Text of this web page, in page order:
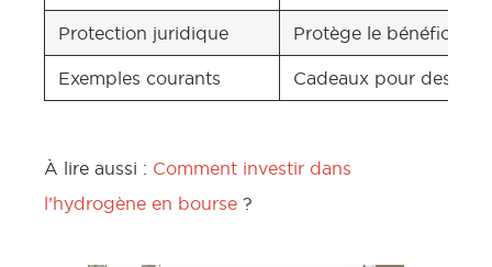
Protection juridique Protège le
Exemples courants Cadeaux pour des
À lire aussi : Comment investir dans
l’hydrogène en bourse ?